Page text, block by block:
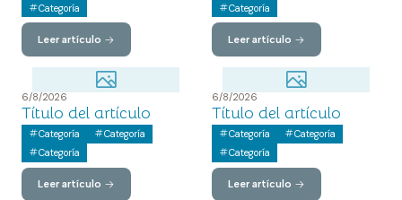
Categoría
Leer artículo
Categoría
Leer artículo
6/8/2026
Título del artículo
Categoría
Categoría
Categoría
Leer artículo
6/8/2026
Título del artículo
Categoría
Categoría
Categoría
Leer artículo